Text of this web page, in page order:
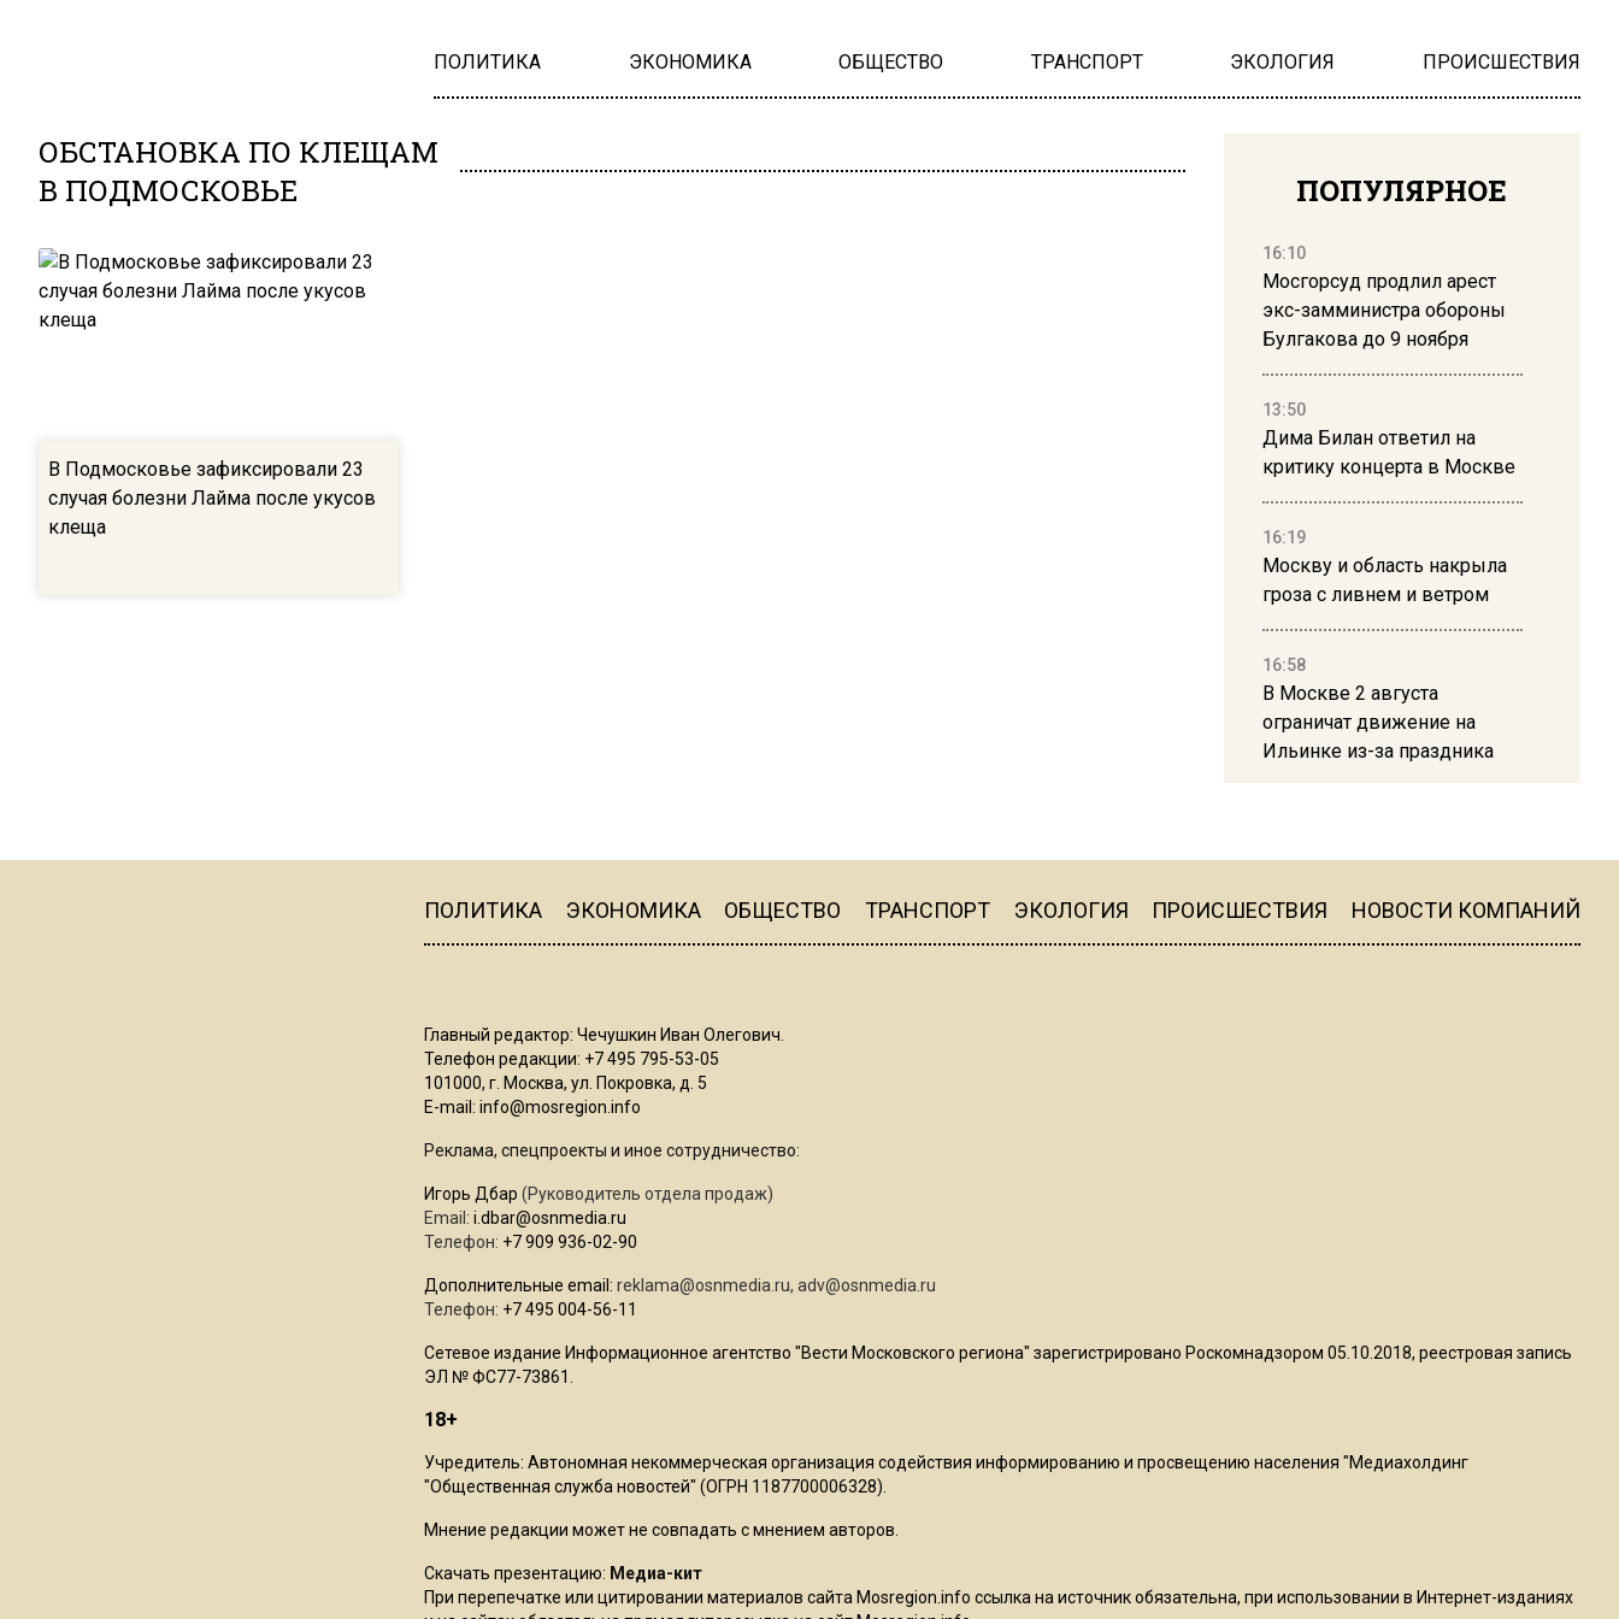
ПОЛИТИКА ЭКОНОМИКА ОБЩЕСТВО ТРАНСПОРТ ЭКОЛОГИЯ ПРОИСШЕСТВИЯ
ОБСТАНОВКА ПО КЛЕЩАМ
В ПОДМОСКОВЬЕ
В Подмосковье зафиксировали 23
случая болезни Лайма после укусов
клеща
ПОПУЛЯРНОЕ
16:10
Мосгорсуд продлил арест
экс-замминистра обороны
Булгакова до 9 ноября
13:50
Дима Билан ответил на
критику концерта в Москве
16:19
Москву и область накрыла
гроза с ливнем и ветром
16:58
В Москве 2 августа
ограничат движение на
Ильинке из-за праздника
Telegram после обвинений
Роман Терюшков назвал
ПОЛИТИКА ЭКОНОМИКА ОБЩЕСТВО ТРАНСПОРТ ЭКОЛОГИЯ ПРОИСШЕСТВИЯ НОВОСТИ КОМПАНИЙ
Главный редактор: Чечушкин Иван Олегович.
Телефон редакции: +7 495 795-53-05
101000, г. Москва, ул. Покровка, д. 5
E-mail: info@mosregion.info
Реклама, спецпроекты и иное сотрудничество:
Игорь Дбар (Руководитель отдела продаж)
Email: i.dbar@osnmedia.ru
Телефон: +7 909 936-02-90
Дополнительные email: reklama@osnmedia.ru, adv@osnmedia.ru
Телефон: +7 495 004-56-11
Сетевое издание Информационное агентство "Вести Московского региона" зарегистрировано Роскомнадзором 05.10.2018, реестровая запись
ЭЛ № ФС77-73861.
18+
Учредитель: Автономная некоммерческая организация содействия информированию и просвещению населения "Медиахолдинг
"Общественная служба новостей" (ОГРН 1187700006328).
Мнение редакции может не совпадать с мнением авторов.
Скачать презентацию: Медиа-кит
При перепечатке или цитировании материалов сайта Mosregion.info ссылка на источник обязательна, при использовании в Интернет-изданиях